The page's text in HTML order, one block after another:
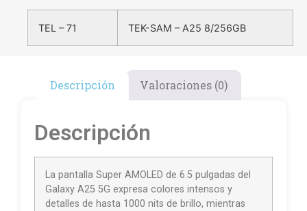
TEL – 71 TEK-SAM – A25 8/256GB
Descripción Valoraciones (0)
Descripción
La pantalla Super AMOLED de 6.5 pulgadas del
Galaxy A25 5G expresa colores intensos y
detalles de hasta 1000 nits de brillo, mientras